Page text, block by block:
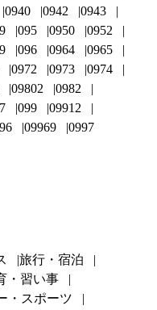
0940 0942
0943
095 0950
0952
096 0964
0965
0972 0973
0974
09802
0982
099
09912
09969 0997
旅行・宿泊
・習い事
・スポーツ